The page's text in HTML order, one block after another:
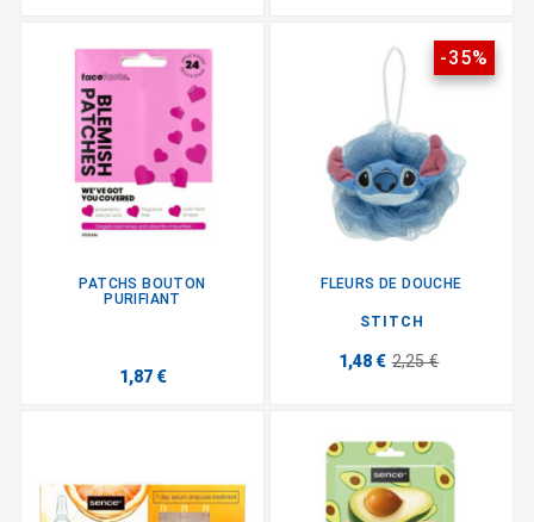
PATCHS BOUTON
PURIFIANT
1,87 €
-35%
FLEURS DE DOUCHE
STITCH
1,48 € 2,25 €